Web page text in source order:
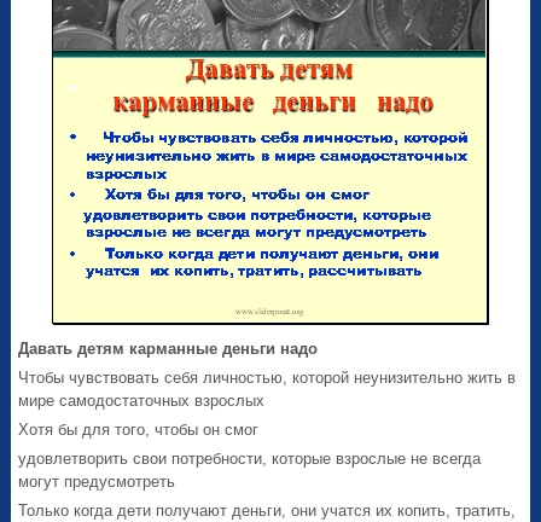
Давать детям карманные деньги надо
Чтобы чувствовать себя личностью, которой неунизительно жить в
мире самодостаточных взрослых
Хотя бы для того, чтобы он смог
удовлетворить свои потребности, которые взрослые не всегда
могут предусмотреть
Только когда дети получают деньги, они учатся их копить, тратить,